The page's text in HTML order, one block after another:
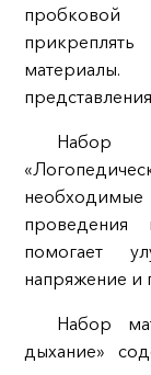
пробковой
Набор
помогает
напряжение и
Набор
дыхание»